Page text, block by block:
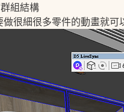
組結構
做很細很多零件的動畫就